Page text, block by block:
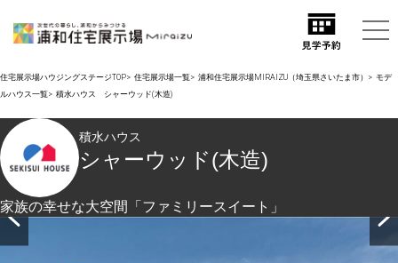
住宅展示場ハウジングステージTOP 住宅展示場一覧 浦和住宅展示場MIRAIZU（埼玉県さいたま市）
モデ
ルハウス一覧
積水ハウス シャーウッド(木造)
積水ハウス
シャーウッド(木造)
家族の幸せな大空間「ファミリースイート」
トタイルで高級感を演出。